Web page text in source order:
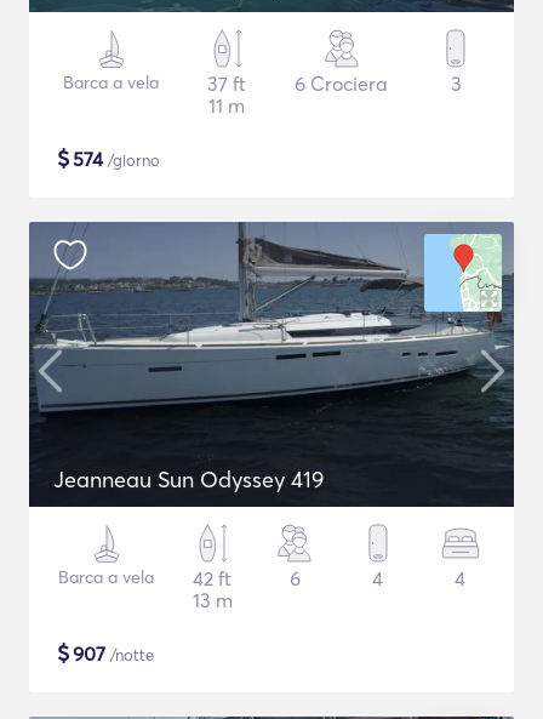
Barca a vela
37 ft
11 m
6 Crociera 3
$574/giorno
Jeanneau Sun Odyssey 419
Barca a vela
42 ft
13 m
6 4 4
$907 /notte